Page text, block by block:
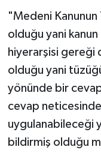
"Medeni
olduğu yani
hiyerarşisi gereği
olduğu yani
yönünde bir
cevap neticesinde
uygulanabileceği
bildirmiş olduğu